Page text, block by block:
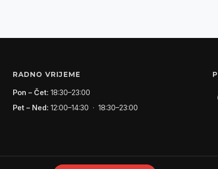
RADNO VRIJEME
Pon – Čet: 18:30–23:00
Pet – Ned: 12:00–14:30 · 18:30–23:00